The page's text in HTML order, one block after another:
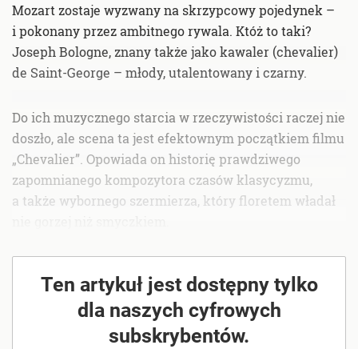
Mozart zostaje wyzwany na skrzypcowy pojedynek –
i pokonany przez ambitnego rywala. Któż to taki?
Joseph Bologne, znany także jako kawaler (chevalier)
de Saint-George – młody, utalentowany i czarny.
Do ich muzycznego starcia w rzeczywistości raczej nie
doszło, ale scena ta jest efektownym początkiem filmu
„Chevalier”. Opowiada on historię prawdziwego
zapomnianego kompozytora czasów klasycyzmu,
a także wybornego szermierza, który floretem władał
Ten artykuł jest dostępny tylko
dla naszych cyfrowych
subskrybentów.